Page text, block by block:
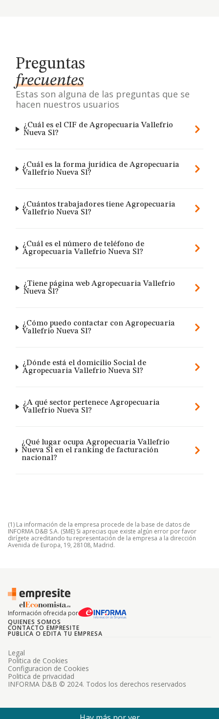
Preguntas
frecuentes
Estas son alguna de las preguntas que se
hacen nuestros usuarios
¿Cuál es el CIF de Agropecuaria Vallefrio
Nueva Sl?
¿Cuál es la forma jurídica de Agropecuaria
Vallefrio Nueva Sl?
¿Cuántos trabajadores tiene Agropecuaria
Vallefrio Nueva Sl?
¿Cuál es el número de teléfono de
Agropecuaria Vallefrio Nueva Sl?
¿Tiene página web Agropecuaria Vallefrio
Nueva Sl?
¿Cómo puedo contactar con Agropecuaria
Vallefrio Nueva Sl?
¿Dónde está el domicilio Social de
Agropecuaria Vallefrio Nueva Sl?
¿A qué sector pertenece Agropecuaria
Vallefrio Nueva Sl?
¿Qué lugar ocupa Agropecuaria Vallefrio
Nueva Sl en el ranking de facturación
nacional?
(1) La información de la empresa procede de la base de datos de
INFORMA D&B S.A. (SME) Si aprecias que existe algún error por favor
dirígete acreditando tu representación de la empresa a la dirección
Avenida de Europa, 19, 28108, Madrid.
Información ofrecida por
QUIENES SOMOS
CONTACTO EMPRESITE
PUBLICA O EDITA TU EMPRESA
INFORMA D&B © 2024. Todos los derechos reservados
Legal
Politica de Cookies
Configuracion de Cookies
Politica de privacidad